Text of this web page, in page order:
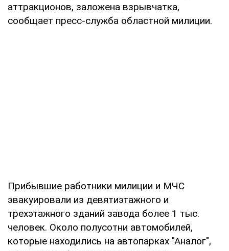
аттракционов, заложена взрывчатка,
сообщает пресс-служба областной милиции.
Прибывшие работники милиции и МЧС
эвакуировали из девятиэтажного и
трехэтажного зданий завода более 1 тыс.
человек. Около полусотни автомобилей,
которые находились на автопарках "Аналог",